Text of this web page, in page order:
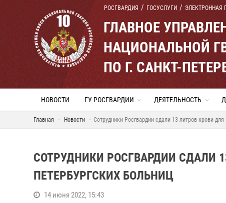
РОСГВАРДИЯ ГОСУСЛУГИ ЭЛЕКТРОННАЯ
ГЛАВНОЕ
НАЦИОНАЛЬНОЙ
ПО Г. САНКТ-
НОВОСТИ ГУ РОСГВАРДИИ ДЕЯТЕЛЬНОСТЬ
Главная Новости Сотрудники Росгвардии сдали 13 литров крови для
СОТРУДНИКИ РОСГВАРДИИ СДАЛИ
ПЕТЕРБУРГСКИХ БОЛЬНИЦ
14 июня 2022, 15:43